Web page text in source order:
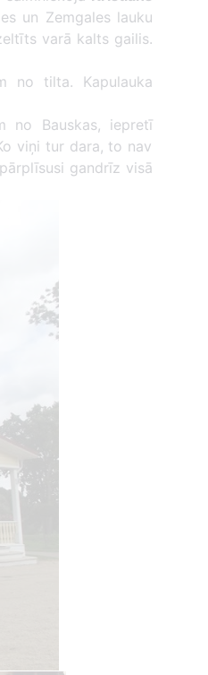
un Zemgales lauku
varā kalts gailis.
no tilta. Kapulauka
no Bauskas, iepretī
viņi tur dara, to nav
gandrīz visā